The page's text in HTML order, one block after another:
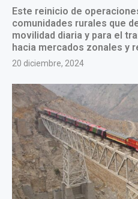
Este reinicio de
comunidades rurales que
movilidad diaria y para el
hacia mercados zonales y
20 diciembre, 2024